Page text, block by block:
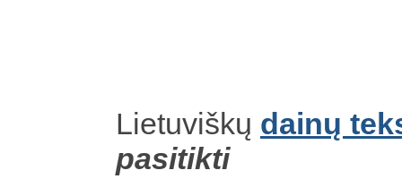
Lietuviškų dainų
pasitikti